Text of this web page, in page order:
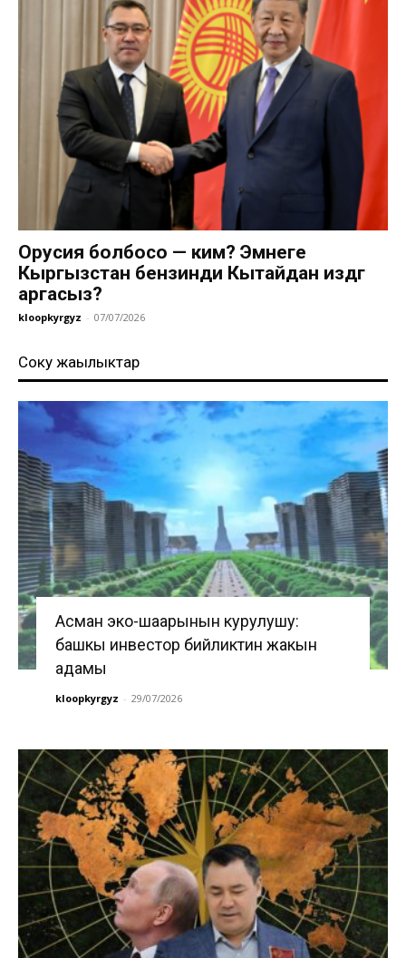
Орусия болбосо — ким? Эмнеге
Кыргызстан бензинди Кытайдан издөөгө
аргасыз?
kloopkyrgyz - 07/07/2026
Соңку жаңылыктар
Асман эко-шаарынын курулушу:
башкы инвестор бийликтин жакын
адамы
kloopkyrgyz - 29/07/2026